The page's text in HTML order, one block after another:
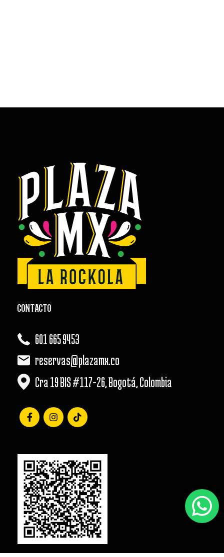
CONTACTO
601 665 9453
reservas@plazamx.co
Cra 19 BIS #117-26, Bogotá, Colombia